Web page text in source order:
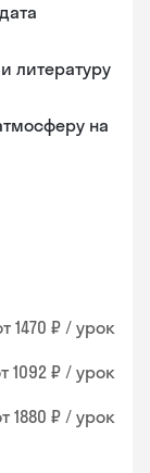
литературу
на
1470 ₽ / урок
1092 ₽ / урок
1880 ₽ / урок